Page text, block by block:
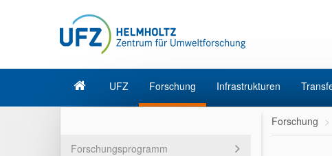
UFZ Forschung Infrastrukturen
Forschungsprogramm
Forschung